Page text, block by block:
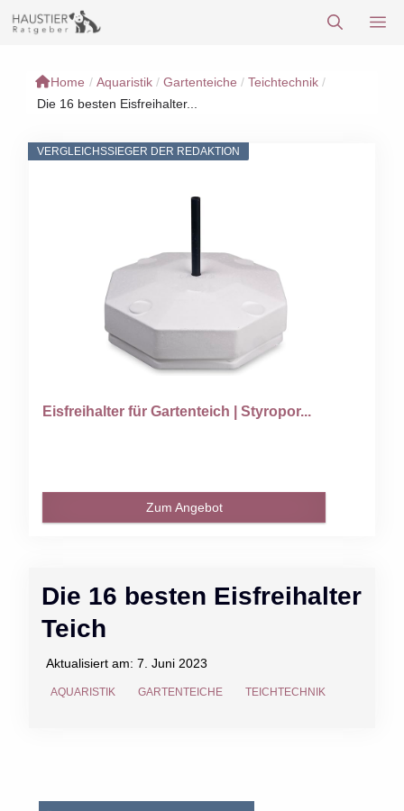
Inhalt
Home / Aquaristik / Gartenteiche / Teichtechnik /
Die 16 besten Eisfreihalter...
Die 16 besten Eisfreihalter
Teich
Aktualisiert am: 7. Juni 2023
AQUARISTIK GARTENTEICHE TEICHTECHNIK
VERGLEICHSSIEGER DER REDAKTION
Eisfreihalter für Gartenteich | Styropor...
Zum Angebot